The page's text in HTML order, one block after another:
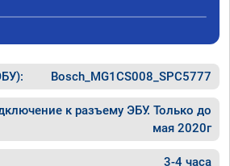
как грамотного
Bosch_MG1CS008_SPC5777
к разъему ЭБУ. Только до
мая 2020г
3-4 часа